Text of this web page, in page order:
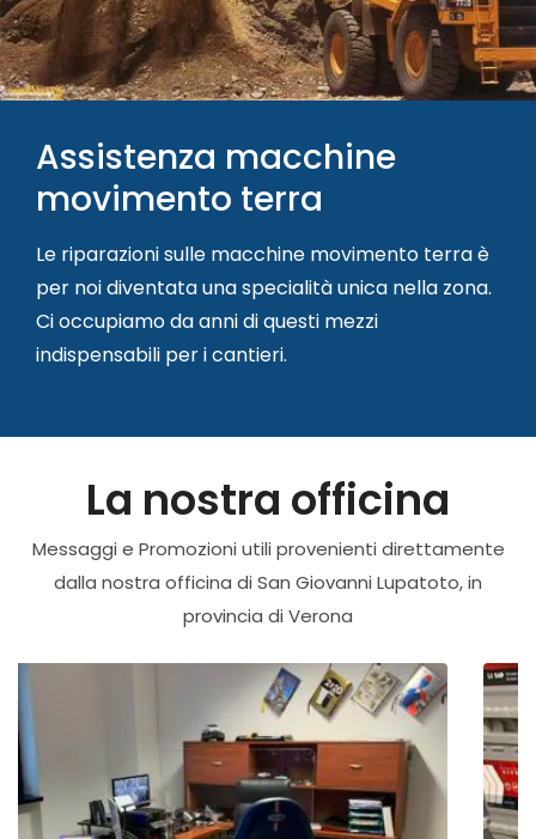
Assistenza macchine
movimento terra
Le riparazioni sulle macchine movimento terra è
per noi diventata una specialità unica nella zona.
Ci occupiamo da anni di questi mezzi
indispensabili per i cantieri.
La nostra officina
Messaggi e Promozioni utili provenienti direttamente
dalla nostra officina di San Giovanni Lupatoto, in
provincia di Verona